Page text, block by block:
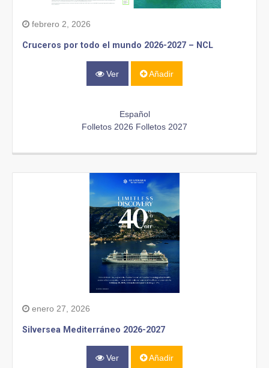
febrero 2, 2026
Cruceros por todo el mundo 2026-2027 – NCL
Ver Añadir
Español
Folletos 2026 Folletos 2027
enero 27, 2026
Silversea Mediterráneo 2026-2027
Ver Añadir